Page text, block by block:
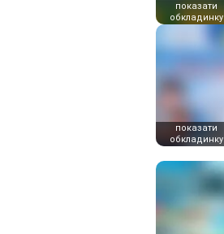
показати
обкладинку
показати
обкладинку